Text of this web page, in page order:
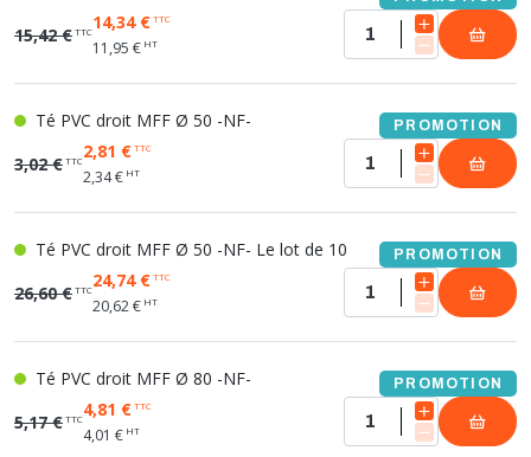
15,42 €TTC14,34 €TTC
11,95 € HT
Té PVC droit MFF Ø 50 -NF- PROMOTION
3,02 €TTC2,81 €TTC
2,34 € HT
Té PVC droit MFF Ø 50 -NF- Le lot de 10 PROMOTION
26,60 €TTC24,74 €TTC
20,62 € HT
Té PVC droit MFF Ø 80 -NF- PROMOTION
5,17 €TTC4,81 €TTC
4,01 € HT